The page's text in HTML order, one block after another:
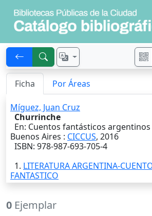
Ficha Por Áreas
Míguez, Juan Cruz
Churrinche
En: Cuentos fantásticos argentinos
Buenos Aires : CICCUS, 2016
ISBN: 978-987-693-705-4
1. LITERATURA ARGENTINA-
FANTASTICO
0 Ejemplar